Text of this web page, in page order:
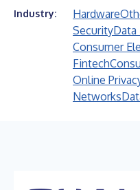
Industry: Hardware
SecurityData
Consumer
Fintech
Online
Networks